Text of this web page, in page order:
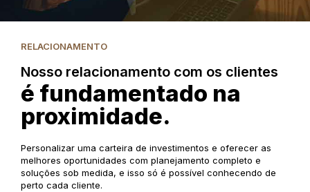
RELACIONAMENTO
Nosso relacionamento com os clientes
é fundamentado na
proximidade.
Personalizar uma carteira de investimentos e oferecer as
melhores oportunidades com planejamento completo e
soluções sob medida, e isso só é possível conhecendo de
perto cada cliente.